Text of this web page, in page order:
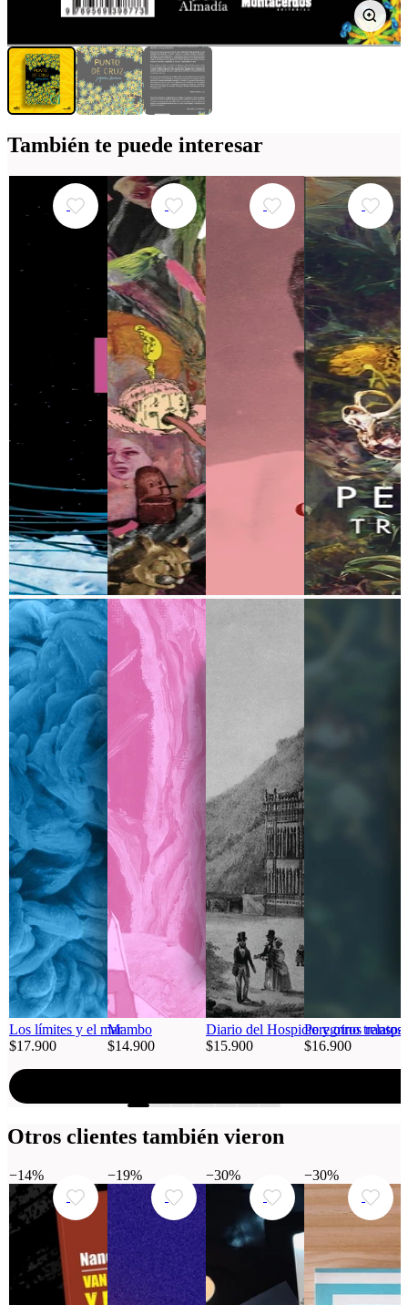
También te puede interesar
Los límites y el mar
$17.900
Mambo
$14.900
Diario del Hospicio y otros relatos
$15.900
Peregrino
$16.900
Otros clientes también vieron
−14% −19% −30% −30%